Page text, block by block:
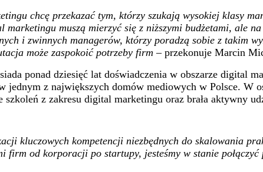
chcę przekazać tym, którzy szukają wysokiej klasy
muszą mierzyć się z niższymi budżetami, ale
i zwinnych managerów, którzy poradzą sobie z takim
może zaspokoić potrzeby firm – przekonuje Marcin
ponad dziesięć lat doświadczenia w obszarze digital
jednym z największych domów mediowych w Polsce. W
z zakresu digital marketingu oraz brała aktywny
kluczowych kompetencji niezbędnych do skalowania
firm od korporacji po startupy, jesteśmy w stanie